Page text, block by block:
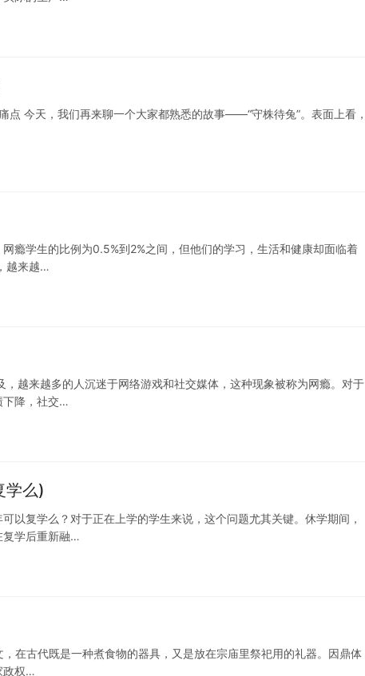
今天，我们再来聊一个大家都熟悉的故事——“守株待兔”。表面上看，
瘾学生的比例为0.5%到2%之间，但他们的学习，生活和健康却面临着
越来越…
越来越多的人沉迷于网络游戏和社交媒体，这种现象被称为网瘾。对于
下降，社交…
学么)
以复学么？对于正在上学的学生来说，这个问题尤其关键。休学期间，
复学后重新融…
在古代既是一种煮食物的器具，又是放在宗庙里祭祀用的礼器。因鼎体
政权…